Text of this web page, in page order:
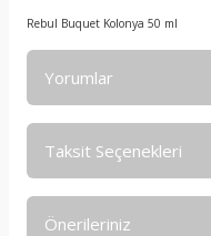
Rebul Buquet Kolonya 50 ml
Yorumlar
Taksit Seçenekleri
Önerileriniz